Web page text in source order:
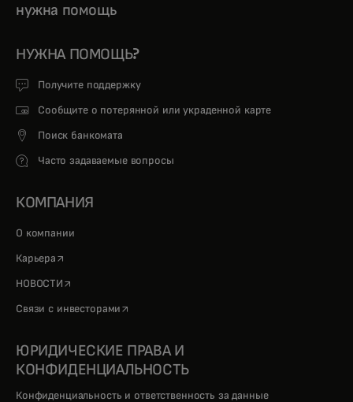
нужна помощь
НУЖНА ПОМОЩЬ?
Получите поддержку
Сообщите о потерянной или украденной карте
Поиск банкомата
Часто задаваемые вопросы
КОМПАНИЯ
О компании
Карьера opens in a new tab
НОВОСТИ opens in a new tab
Связи с инвесторами opens in a new tab
ЮРИДИЧЕСКИЕ ПРАВА И
КОНФИДЕНЦИАЛЬНОСТЬ
Конфиденциальность и ответственность за данные